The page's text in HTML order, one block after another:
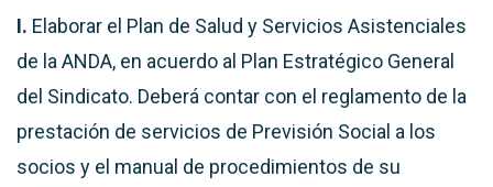
I. Elaborar el Plan de Salud y Servicios Asistenciales
de la ANDA, en acuerdo al Plan Estratégico General
del Sindicato. Deberá contar con el reglamento de la
prestación de servicios de Previsión Social a los
socios y el manual de procedimientos de su